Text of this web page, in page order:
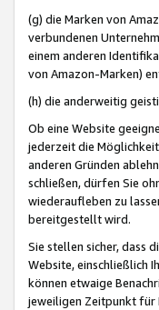
(g) die Marken von
verbundenen
einem anderen
von Amazon-Marken)
(h) die anderweitig
Ob eine Website
jederzeit die
anderen Gründen
schließen, dürfen Sie
wiederaufleben zu
bereitgestellt wird.
Sie stellen sicher, dass
Website, einschließlich
können etwaige
jeweiligen Zeitpunkt für